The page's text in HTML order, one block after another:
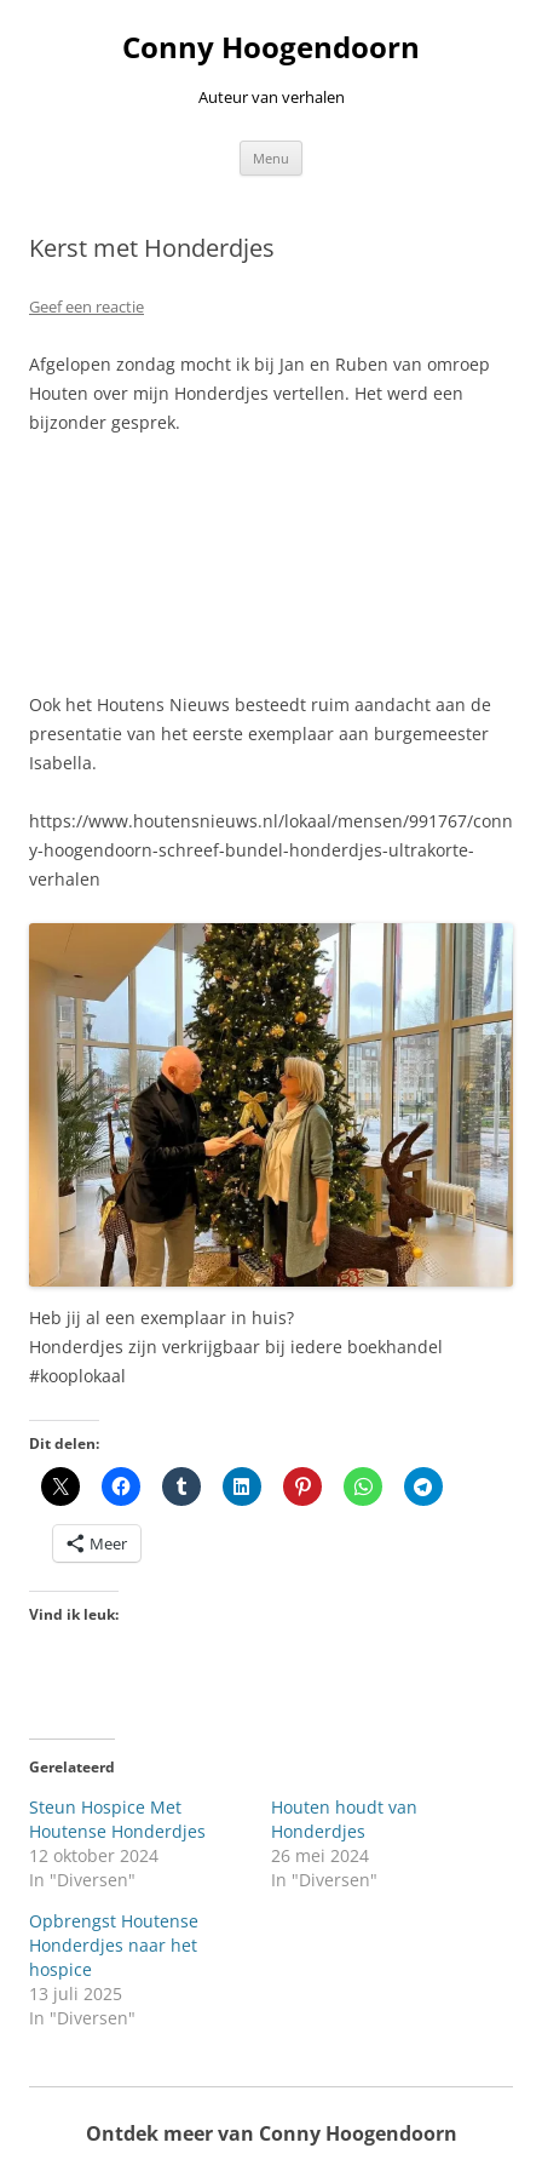
Conny Hoogendoorn
Auteur van verhalen
Menu
Kerst met Honderdjes
Geef een reactie
Afgelopen zondag mocht ik bij Jan en Ruben van omroep
Houten over mijn Honderdjes vertellen. Het werd een
bijzonder gesprek.
Ook het Houtens Nieuws besteedt ruim aandacht aan de
presentatie van het eerste exemplaar aan burgemeester
Isabella.
https://www.houtensnieuws.nl/lokaal/mensen/991767/conn
y-hoogendoorn-schreef-bundel-honderdjes-ultrakorte-
verhalen
Heb jij al een exemplaar in huis?
Honderdjes zijn verkrijgbaar bij iedere boekhandel
#kooplokaal
Dit delen:
Meer
Vind ik leuk:
Gerelateerd
Steun Hospice Met
Houtense Honderdjes
12 oktober 2024
In "Diversen"
Houten houdt van
Honderdjes
26 mei 2024
In "Diversen"
Opbrengst Houtense
Honderdjes naar het
hospice
13 juli 2025
In "Diversen"
Ontdek meer van Conny Hoogendoorn